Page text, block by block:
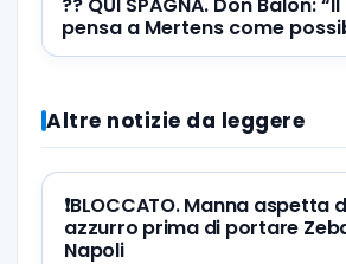
pensa a Mertens come
Altre notizie da leggere
❗️BLOCCATO. Manna aspetta
azzurro prima di portare
Napoli